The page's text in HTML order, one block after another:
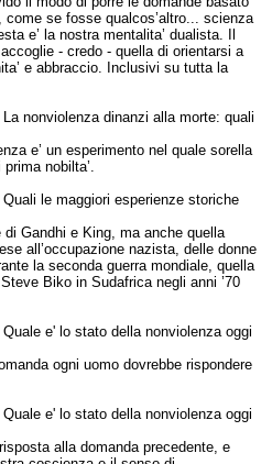
se fosse qualcos’altro... scienza
e’ la nostra mentalita’ dualista. Il
- credo - quella di orientarsi a
e abbraccio. Inclusivi su tutta la
La nonviolenza dinanzi alla morte: quali
e’ un esperimento nel quale sorella
nobilta’.
Quali le maggiori esperienze storiche
di Gandhi e King, ma anche quella
all’occupazione nazista, delle donne
la seconda guerra mondiale, quella
Biko in Sudafrica negli anni ’70
Quale e' lo stato della nonviolenza oggi
ogni uomo dovrebbe rispondere
Quale e' lo stato della nonviolenza oggi
alla domanda precedente, e